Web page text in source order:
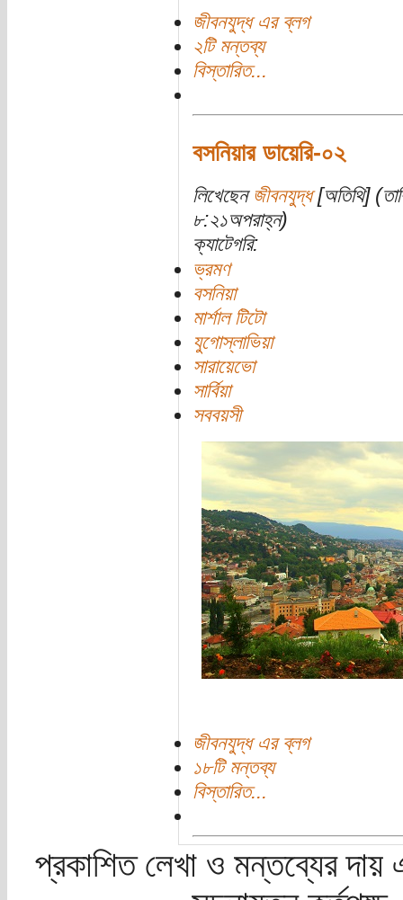
জীবনযুদ্ধ এর ব্লগ
২টি মন্তব্য
বিস্তারিত...
বসনিয়ার ডায়েরি-০২
লিখেছেন জীবনযুদ্ধ[অতিথি]
৮:২১অপরাহ্ন)
ক্যাটেগরি:
ভ্রমণ
বসনিয়া
মার্শাল টিটো
যুগোস্লাভিয়া
সারায়েভো
সার্বিয়া
সববয়সী
জীবনযুদ্ধ এর ব্লগ
১৮টি মন্তব্য
বিস্তারিত...
প্রকাশিত লেখা ও মন্তব্যের দায়